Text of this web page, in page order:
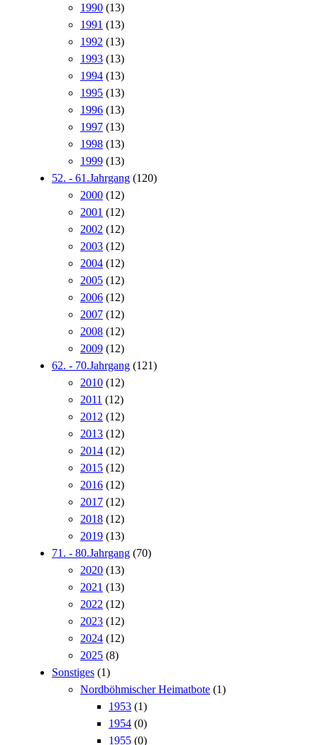
1990 (13)
1991 (13)
1992 (13)
1993 (13)
1994 (13)
1995 (13)
1996 (13)
1997 (13)
1998 (13)
1999 (13)
52. - 61.Jahrgang (120)
2000 (12)
2001 (12)
2002 (12)
2003 (12)
2004 (12)
2005 (12)
2006 (12)
2007 (12)
2008 (12)
2009 (12)
62. - 70.Jahrgang (121)
2010 (12)
2011 (12)
2012 (12)
2013 (12)
2014 (12)
2015 (12)
2016 (12)
2017 (12)
2018 (12)
2019 (13)
71. - 80.Jahrgang (70)
2020 (13)
2021 (13)
2022 (12)
2023 (12)
2024 (12)
2025 (8)
Sonstiges (1)
Nordböhmischer Heimatbote (1)
1953 (1)
1954 (0)
1955 (0)